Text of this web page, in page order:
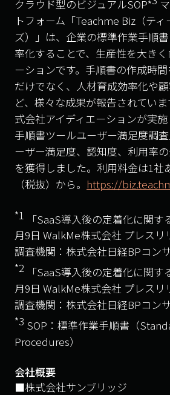
クラウド型のビジュアルSOP*
トフォーム「Teachme Biz（テ
ズ）」は、企業の標準作業手順
率化することで、生産性を大き
ーションです。手順書の作成時
だけでなく、人材育成効率化や
ど、様々な成果が報告されてい
式会社アイディエーションが実
手順書ツールユーザー満足度調
ーザー満足度、認知度、利用率
を獲得しました。利用料金は1社
（税抜）から。 https://
*1
「SaaS導入後の定着化に関す
月9日 WalkMe株式会社 プレスリ
調査機関：株式会社日経BPコン
*2 「SaaS導入後の定着化に関す
月9日 WalkMe株式会社 プレスリ
調査機関：株式会社日経BPコン
*3 SOP：標準作業手順書（
Procedures）
会社概要
■株式会社サンブリッジ